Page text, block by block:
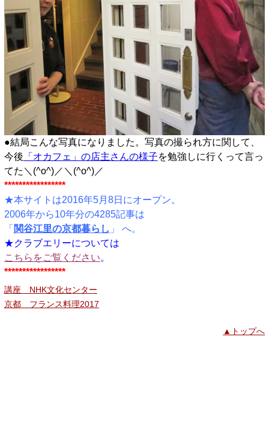
●結局こんな写真になりました。写真の撮られ方に関して、
今後 「オカフェ」の店主さんの様子を勉強しに行くって言っ
てた＼(^o^)／＼(^o^)／
*****************
★本サイトは2016年5月8日にオープン。
2006年から10年分の4285記事は
「 関谷江里の京都暮らし 」 へ。
★クラブエリーについては
こちらをご覧ください。
*****************
講座 NHK文化センター
京都 フランス料理2017
▲トップへ